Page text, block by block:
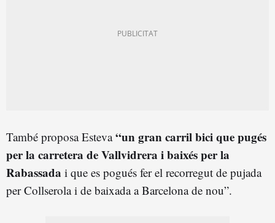
També proposa Esteva“un gran carril bici que pugés
per la carretera de Vallvidrera i baixés per la
Rabassada i que es pogués fer el recorregut de pujada
per Collserola i de baixada a Barcelona de nou”.